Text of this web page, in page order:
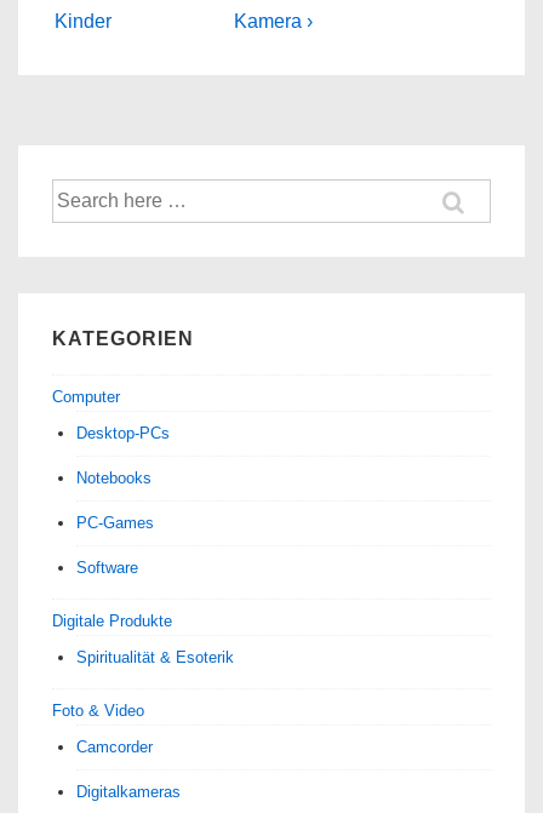
is
Kinder
is
Kamera ›
Suche
nach:
KATEGORIEN
Computer
Desktop-PCs
Notebooks
PC-Games
Software
Digitale Produkte
Spiri­tua­lität & Esoterik
Foto & Video
Camcorder
Digitalkameras